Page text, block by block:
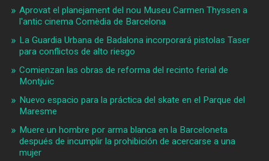
Aprovat el planejament del nou Museu Carmen Thyssen a
l'antic cinema Comèdia de Barcelona
La Guardia Urbana de Badalona incorporará pistolas Taser
para conflictos de alto riesgo
Comienzan las obras de reforma del recinto ferial de
Montjuïc
Nuevo espacio para la práctica del skate en el Parque del
Maresme
Muere un hombre por arma blanca en la Barceloneta
después de incumplir la prohibición de acercarse a una
mujer